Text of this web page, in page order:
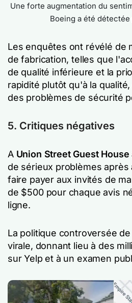
Une forte augmentation du
Boeing a été détectée
Les enquêtes ont révélé de
de fabrication, telles que
de qualité inférieure et la
rapidité plutôt qu'à la
des problèmes de sécurité
5. Critiques négatives
A Union Street Guest House
de sérieux problèmes après
faire payer aux invités de
de $500 pour chaque avis
ligne.
La politique controversée
virale, donnant lieu à des
sur Yelp et à un examen